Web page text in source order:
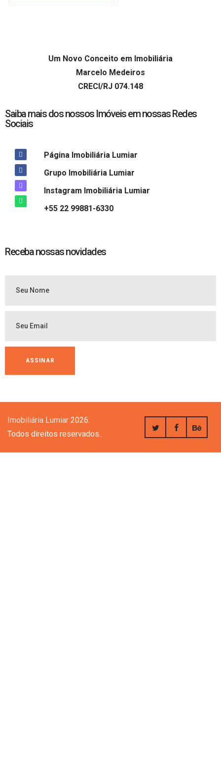
Um Novo Conceito em Imobiliária
Marcelo Medeiros
CRECI/RJ 074.148
Saiba mais dos nossos Imóveis em nossas Redes
Sociais
Página Imobiliária Lumiar
Grupo Imobiliária Lumiar
Instagram Imobiliária Lumiar
+55 22 99881-6330
Receba nossas novidades
Imobiliária Lumiar 2026.
Todos direitos reservados..